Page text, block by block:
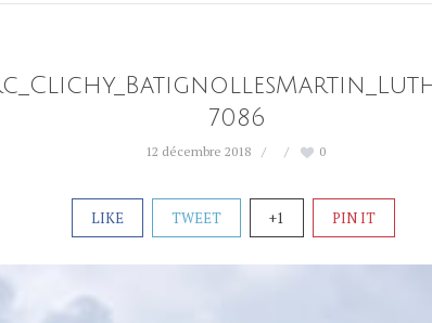
7086
12 décembre 2018 0
LIKE TWEET +1 PIN IT